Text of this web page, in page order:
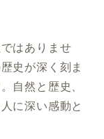
はありませ
史が深く刻ま
自然と歴史、
に深い感動と